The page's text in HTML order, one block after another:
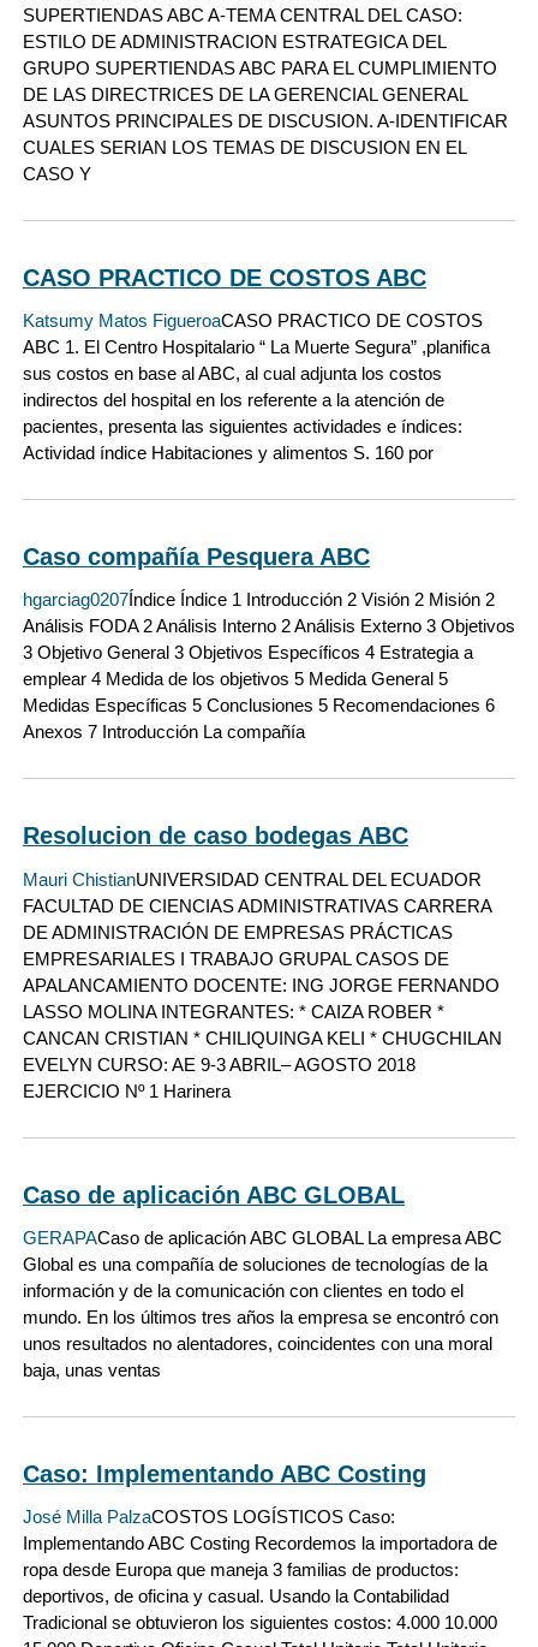
SUPERTIENDAS ABC A-TEMA CENTRAL DEL CASO:
ESTILO DE ADMINISTRACION ESTRATEGICA DEL
GRUPO SUPERTIENDAS ABC PARA EL CUMPLIMIENTO
DE LAS DIRECTRICES DE LA GERENCIAL GENERAL
ASUNTOS PRINCIPALES DE DISCUSION. A-IDENTIFICAR
CUALES SERIAN LOS TEMAS DE DISCUSION EN EL
CASO Y
CASO PRACTICO DE COSTOS ABC
Katsumy Matos FigueroaCASO PRACTICO DE COSTOS
ABC 1. El Centro Hospitalario “ La Muerte Segura” ,planifica
sus costos en base al ABC, al cual adjunta los costos
indirectos del hospital en los referente a la atención de
pacientes, presenta las siguientes actividades e índices:
Actividad índice Habitaciones y alimentos S. 160 por
Caso compañía Pesquera ABC
hgarciag0207Índice Índice 1 Introducción 2 Visión 2 Misión 2
Análisis FODA 2 Análisis Interno 2 Análisis Externo 3 Objetivos
3 Objetivo General 3 Objetivos Específicos 4 Estrategia a
emplear 4 Medida de los objetivos 5 Medida General 5
Medidas Específicas 5 Conclusiones 5 Recomendaciones 6
Anexos 7 Introducción La compañía
Resolucion de caso bodegas ABC
Mauri ChistianUNIVERSIDAD CENTRAL DEL ECUADOR
FACULTAD DE CIENCIAS ADMINISTRATIVAS CARRERA
DE ADMINISTRACIÓN DE EMPRESAS PRÁCTICAS
EMPRESARIALES I TRABAJO GRUPAL CASOS DE
APALANCAMIENTO DOCENTE: ING JORGE FERNANDO
LASSO MOLINA INTEGRANTES: * CAIZA ROBER *
CANCAN CRISTIAN * CHILIQUINGA KELI * CHUGCHILAN
EVELYN CURSO: AE 9-3 ABRIL– AGOSTO 2018
EJERCICIO Nº 1 Harinera
Caso de aplicación ABC GLOBAL
GERAPACaso de aplicación ABC GLOBAL La empresa ABC
Global es una compañía de soluciones de tecnologías de la
información y de la comunicación con clientes en todo el
mundo. En los últimos tres años la empresa se encontró con
unos resultados no alentadores, coincidentes con una moral
baja, unas ventas
Caso: Implementando ABC Costing
José Milla PalzaCOSTOS LOGÍSTICOS Caso:
Implementando ABC Costing Recordemos la importadora de
ropa desde Europa que maneja 3 familias de productos:
deportivos, de oficina y casual. Usando la Contabilidad
Tradicional se obtuvieron los siguientes costos: 4.000 10.000